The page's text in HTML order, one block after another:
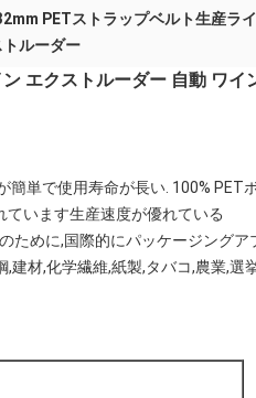
PETストラップベルト生産ラ
トルーダー
エクストルーダー 自動 ワイ
単で使用寿命が長い. 100% PET
います生産速度が優れている
ために,国際的にパッケージングア
材,化学繊維,紙製,タバコ,農業,選